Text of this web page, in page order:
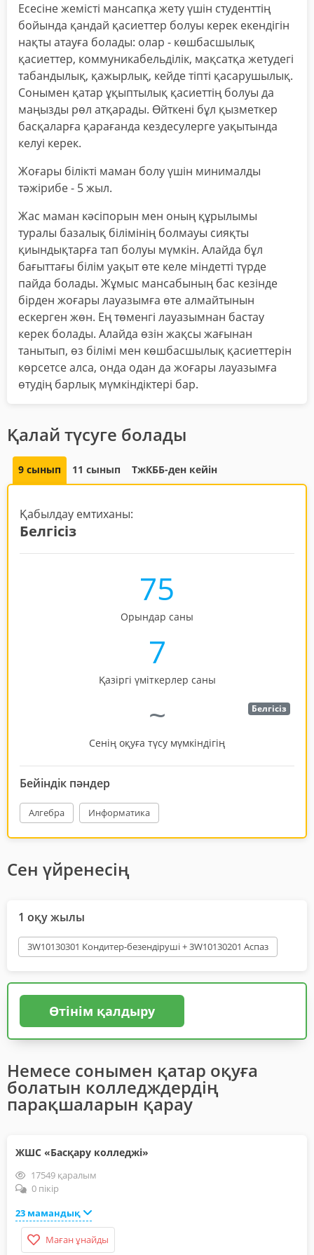
Есесіне жемісті мансапқа жету үшін студенттің
бойында қандай қасиеттер болуы керек екендігін
нақты атауға болады: олар - көшбасшылық
қасиеттер, коммуникабельділік, мақсатқа жетудегі
табандылық, қажырлық, кейде тіпті қасарушылық.
Сонымен қатар ұқыптылық қасиеттің болуы да
маңызды рөл атқарады. Өйткені бұл қызметкер
басқаларға қарағанда кездесулерге уақытында
келуі керек.
Жоғары білікті маман болу үшін минималды
тәжірибе - 5 жыл.
Жас маман кәсіпорын мен оның құрылымы
туралы базалық білімінің болмауы сияқты
қиындықтарға тап болуы мүмкін. Алайда бұл
бағыттағы білім уақыт өте келе міндетті түрде
пайда болады. Жұмыс мансабының бас кезінде
бірден жоғары лауазымға өте алмайтынын
ескерген жөн. Ең төменгі лауазымнан бастау
керек болады. Алайда өзін жақсы жағынан
танытып, өз білімі мен көшбасшылық қасиеттерін
көрсетсе алса, онда одан да жоғары лауазымға
өтудің барлық мүмкіндіктері бар.
Қалай түсуге болады
9 сынып 11 сынып ТжКББ-ден кейін
Қабылдау емтиханы:
Белгісіз
75
Орындар саны
7
Қазіргі үміткерлер саны
~
Сенің оқуға түсу мүмкіндігің
Белгісіз
Бейіндік пәндер
Алгебра Информатика
Сен үйренесің
1 оқу жылы
3W10130301 Кондитер-безендіруші + 3W10130201 Аспаз
Өтінім қалдыру
Немесе сонымен қатар оқуға
болатын колледждердің
парақшаларын қарау
ЖШС «Басқару колледжі»
17549 қаралым
0 пікір
23 мамандық
Маған ұнайды